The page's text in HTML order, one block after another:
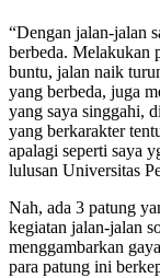
“Dengan jalan-jalan
berbeda. Melakukan
buntu, jalan naik
yang berbeda, juga
yang saya singgahi,
yang berkarakter
apalagi seperti saya
lulusan Universitas
Nah, ada 3 patung
kegiatan jalan-jalan
menggambarkan
para patung ini